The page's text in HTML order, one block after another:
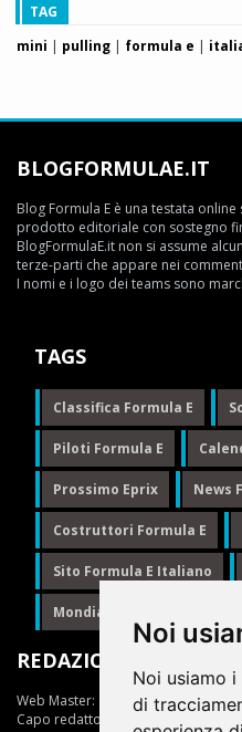
Noi
Noi usiamo
di
TAG
mini | pulling | formula e |
BLOGFORMULAE.IT
Blog Formula E è una testata
prodotto editoriale con sostegno
BlogFormulaE.it non si assume
terze-parti che appare nei
I nomi e i logo dei teams sono
TAGS
Classifica Formula E
Piloti Formula E
Prossimo Eprix News
Costruttori Formula E
Sito Formula E Italiano
Mondiale Formula E
REDAZIONE
Web Master:
Ing.Daniele
Capo redattore: